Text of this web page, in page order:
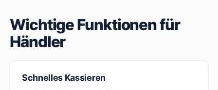
Wichtige Funktionen für
Händler
Schnelles Kassieren